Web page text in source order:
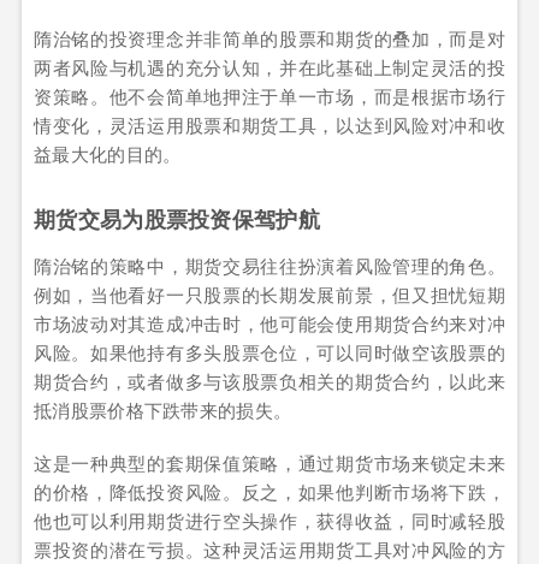
隋治铭的投资理念并非简单的股票和期货的叠加，而是对
两者风险与机遇的充分认知，并在此基础上制定灵活的投
资策略。他不会简单地押注于单一市场，而是根据市场行
情变化，灵活运用股票和期货工具，以达到风险对冲和收
益最大化的目的。
期货交易为股票投资保驾护航
隋治铭的策略中，期货交易往往扮演着风险管理的角色。
例如，当他看好一只股票的长期发展前景，但又担忧短期
市场波动对其造成冲击时，他可能会使用期货合约来对冲
风险。如果他持有多头股票仓位，可以同时做空该股票的
期货合约，或者做多与该股票负相关的期货合约，以此来
抵消股票价格下跌带来的损失。
这是一种典型的套期保值策略，通过期货市场来锁定未来
的价格，降低投资风险。反之，如果他判断市场将下跌，
他也可以利用期货进行空头操作，获得收益，同时减轻股
票投资的潜在亏损。这种灵活运用期货工具对冲风险的方